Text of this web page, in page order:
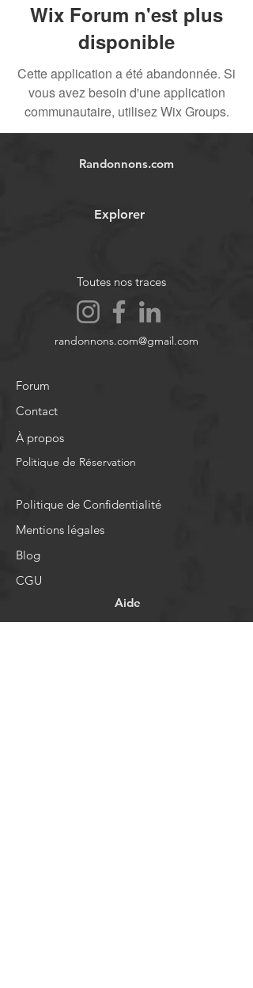
Wix Forum n'est plus
disponible
Cette application a été abandonnée. Si
vous avez besoin d'une application
communautaire, utilisez Wix Groups.
Randonnons.com
Explorer
Toutes nos traces
randonnons.com@gmail.com
Forum
Contact
À propos
Politique de Réservation
Politique de Confidentialité
Mentions légales
Blog
CGU
Aide